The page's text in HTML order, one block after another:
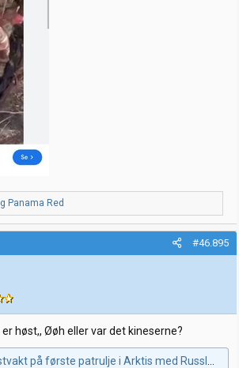
Panama Red
#46.895
høst,, Øøh eller var det kineserne?
på første patrulje i Arktis med Russland